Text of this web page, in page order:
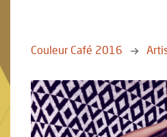
Couleur Café 2016